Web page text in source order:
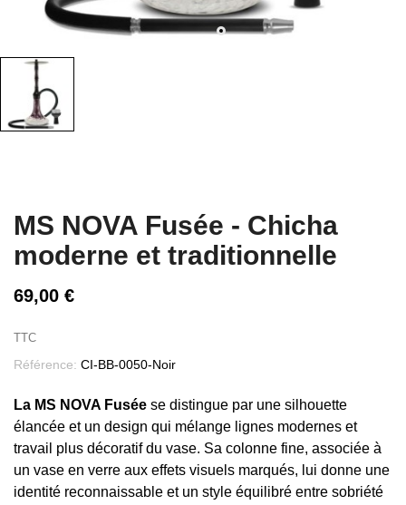
MS NOVA Fusée - Chicha
moderne et traditionnelle
69,00 €
TTC
Référence: CI-BB-0050-Noir
La MS NOVA Fusée se distingue par une silhouette
élancée et un design qui mélange lignes modernes et
travail plus décoratif du vase. Sa colonne fine, associée à
un vase en verre aux effets visuels marqués, lui donne une
identité reconnaissable et un style équilibré entre sobriété